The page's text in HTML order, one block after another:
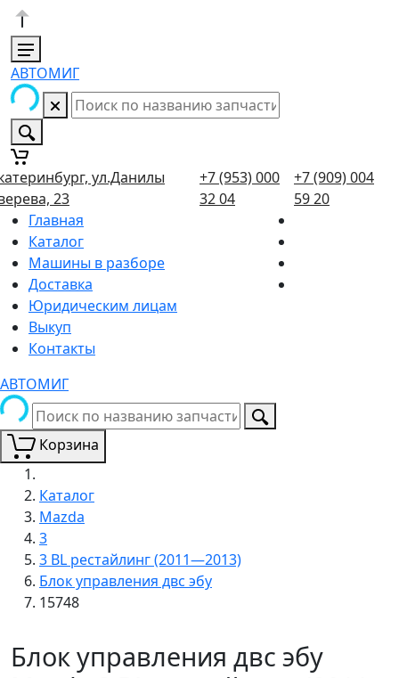
АВТОМИГ
ул.Данилы
23
+7 (953) 000
32 04
+7 (909) 004
59 20
Главная
Каталог
Машины в разборе
Доставка
Юридическим лицам
Выкуп
Контакты
АВТОМИГ
Корзина
Каталог
Mazda
3
3 BL рестайлинг (2011—2013)
Блок управления двс эбу
15748
Блок управления двс эбу